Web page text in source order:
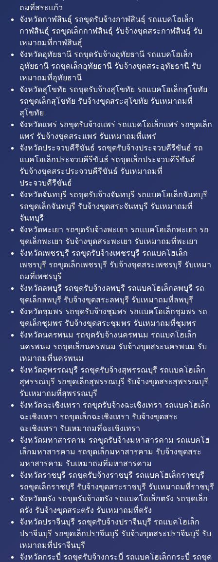
ถมที่สระแก้ว
จังหวัดกาฬสินธุ์ รถขุดรับจ้างกาฬสินธุ์ รถแบคโฮเล็ก
กาฬสินธุ์ รถขุดเล็กกาฬสินธุ์ รับจ้างขุดสระกาฬสินธุ์ รับ
เหมาถมที่กาฬสินธุ์
จังหวัดอุทัยธานี รถขุดรับจ้างอุทัยธานี รถแบคโฮเล็ก
อุทัยธานี รถขุดเล็กอุทัยธานี รับจ้างขุดสระอุทัยธานี รับ
เหมาถมที่อุทัยธานี
จังหวัดสุโขทัย รถขุดรับจ้างสุโขทัย รถแบคโฮเล็กสุโขทัย
รถขุดเล็กสุโขทัย รับจ้างขุดสระสุโขทัย รับเหมาถมที่
สุโขทัย
จังหวัดแพร่ รถขุดรับจ้างแพร่ รถแบคโฮเล็กแพร่ รถขุดเล็ก
แพร่ รับจ้างขุดสระแพร่ รับเหมาถมที่แพร่
จังหวัดประจวบคีรีขันธ์ รถขุดรับจ้างประจวบคีรีขันธ์ รถ
แบคโฮเล็กประจวบคีรีขันธ์ รถขุดเล็กประจวบคีรีขันธ์
รับจ้างขุดสระประจวบคีรีขันธ์ รับเหมาถมที่
ประจวบคีรีขันธ์
จังหวัดจันทบุรี รถขุดรับจ้างจันทบุรี รถแบคโฮเล็กจันทบุรี
รถขุดเล็กจันทบุรี รับจ้างขุดสระจันทบุรี รับเหมาถมที่
จันทบุรี
จังหวัดพะเยา รถขุดรับจ้างพะเยา รถแบคโฮเล็กพะเยา รถ
ขุดเล็กพะเยา รับจ้างขุดสระพะเยา รับเหมาถมที่พะเยา
จังหวัดเพชรบุรี รถขุดรับจ้างเพชรบุรี รถแบคโฮเล็ก
เพชรบุรี รถขุดเล็กเพชรบุรี รับจ้างขุดสระเพชรบุรี รับเหมา
ถมที่เพชรบุรี
จังหวัดลพบุรี รถขุดรับจ้างลพบุรี รถแบคโฮเล็กลพบุรี รถ
ขุดเล็กลพบุรี รับจ้างขุดสระลพบุรี รับเหมาถมที่ลพบุรี
จังหวัดชุมพร รถขุดรับจ้างชุมพร รถแบคโฮเล็กชุมพร รถ
ขุดเล็กชุมพร รับจ้างขุดสระชุมพร รับเหมาถมที่ชุมพร
จังหวัดนครพนม รถขุดรับจ้างนครพนม รถแบคโฮเล็ก
นครพนม รถขุดเล็กนครพนม รับจ้างขุดสระนครพนม รับ
เหมาถมที่นครพนม
จังหวัดสุพรรณบุรี รถขุดรับจ้างสุพรรณบุรี รถแบคโฮเล็ก
สุพรรณบุรี รถขุดเล็กสุพรรณบุรี รับจ้างขุดสระสุพรรณบุรี
รับเหมาถมที่สุพรรณบุรี
จังหวัดฉะเชิงเทรา รถขุดรับจ้างฉะเชิงเทรา รถแบคโฮเล็ก
ฉะเชิงเทรา รถขุดเล็กฉะเชิงเทรา รับจ้างขุดสระ
ฉะเชิงเทรา รับเหมาถมที่ฉะเชิงเทรา
จังหวัดมหาสารคาม รถขุดรับจ้างมหาสารคาม รถแบคโฮ
เล็กมหาสารคาม รถขุดเล็กมหาสารคาม รับจ้างขุดสระ
มหาสารคาม รับเหมาถมที่มหาสารคาม
จังหวัดราชบุรี รถขุดรับจ้างราชบุรี รถแบคโฮเล็กราชบุรี
รถขุดเล็กราชบุรี รับจ้างขุดสระราชบุรี รับเหมาถมที่ราชบุรี
จังหวัดตรัง รถขุดรับจ้างตรัง รถแบคโฮเล็กตรัง รถขุดเล็ก
ตรัง รับจ้างขุดสระตรัง รับเหมาถมที่ตรัง
จังหวัดปราจีนบุรี รถขุดรับจ้างปราจีนบุรี รถแบคโฮเล็ก
ปราจีนบุรี รถขุดเล็กปราจีนบุรี รับจ้างขุดสระปราจีนบุรี รับ
เหมาถมที่ปราจีนบุรี
จังหวัดกระบี่ รถขุดรับจ้างกระบี่ รถแบคโฮเล็กกระบี่ รถขุด